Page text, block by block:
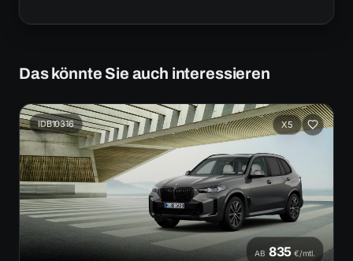
Das könnte Sie auch interessieren
IDB10316 X5
AB835 €/mtl.